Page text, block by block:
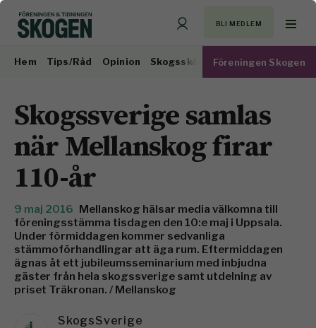
BLI MEDLEM
Hem Tips/Råd Opinion Skogsskötsel Virkesmarknad
Föreningen Skogen
Skogssverige samlas
när Mellanskog firar
110-år
9 maj 2016 Mellanskog hälsar media välkomna till
föreningsstämma tisdagen den 10:e maj i Uppsala.
Under förmiddagen kommer sedvanliga
stämmoförhandlingar att äga rum. Eftermiddagen
ägnas åt ett jubileumsseminarium med inbjudna
gäster från hela skogssverige samt utdelning av
priset Träkronan. / Mellanskog
SkogsSverige